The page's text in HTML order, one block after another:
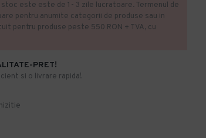
PRET!
si o livrare rapida!
este este de 1- 3 zile lucratoare. Termenul de
pentru anumite categorii de produse sau in
pentru produse peste 550 RON + TVA, cu